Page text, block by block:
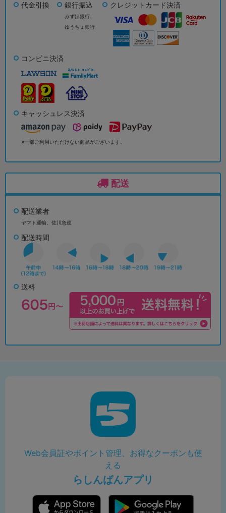
代金引換 銀行振込
みずほ銀行、
ゆうちょ銀行
クレジットカード決済
コンビニ決済
キャッシュレス決済
※一部ご利用いただけない商品がございます。
配送
配送業者
ヤマト運輸、佐川急便
配送時間
送料
Web会員証やポイント管理、お得なクーポンも使
える
らしんばんアプリ